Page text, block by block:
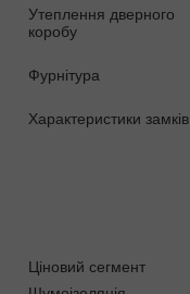
Утеплення дверного
коробу
Фурнітура
Характеристики замків
Ціновий сегмент